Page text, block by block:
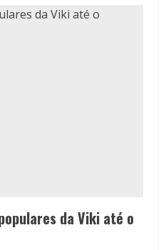
da Viki até o